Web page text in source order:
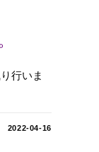
行いま
2022-04-16